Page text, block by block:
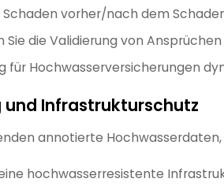
vorher/nach dem
die Validierung von Ansprüchen
für Hochwasserversicherungen
Infrastrukturschutz
annotierte Hochwasserdaten,
hochwasserresistente